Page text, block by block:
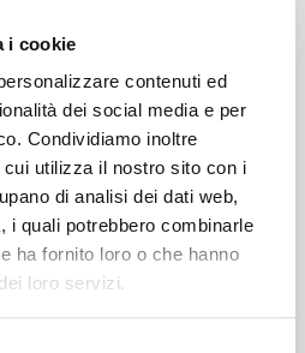
i cookie
contenuti ed
dei social media e per
Condividiamo inoltre
utilizza il nostro sito con i
di analisi dei dati web,
i quali potrebbero combinarle
ha fornito loro o che hanno
loro servizi.
Op. 214 - Arr.